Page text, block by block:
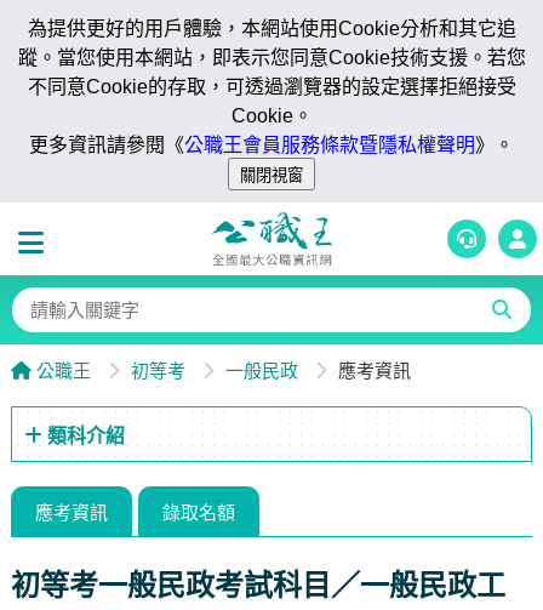
為提供更好的用戶體驗，本網站使用Cookie分析和其它追
蹤。當您使用本網站，即表示您同意Cookie技術支援。若您
不同意Cookie的存取，可透過瀏覽器的設定選擇拒絕接受
Cookie。
更多資訊請參閱《公職王會員服務條款暨隱私權聲明》。
公職王 初等考 一般民政 應考資訊
類科介紹
應考資訊 錄取名額
初等考一般民政考試科目／一般民政工